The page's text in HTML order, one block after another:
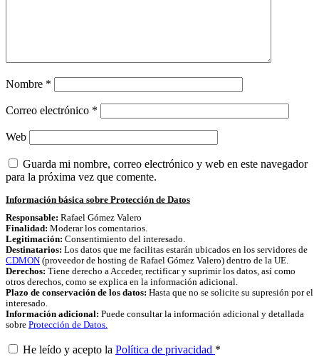
Nombre *
Correo electrónico *
Web
Guarda mi nombre, correo electrónico y web en este navegador
para la próxima vez que comente.
Información básica sobre Protección de Datos
Responsable: Rafael Gómez Valero
Finalidad: Moderar los comentarios.
Legitimación: Consentimiento del interesado.
Destinatarios: Los datos que me facilitas estarán ubicados en los servidores de
CDMON (proveedor de hosting de Rafael Gómez Valero) dentro de la UE.
Derechos: Tiene derecho a Acceder, rectificar y suprimir los datos, así como
otros derechos, como se explica en la información adicional.
Plazo de conservación de los datos: Hasta que no se solicite su supresión por el
interesado.
Información adicional: Puede consultar la información adicional y detallada
sobre Protección de Datos.
He leído y acepto la Política de privacidad *